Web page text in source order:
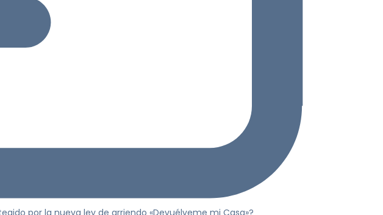
por la nueva ley de arriendo «Devuélveme mi Casa»?